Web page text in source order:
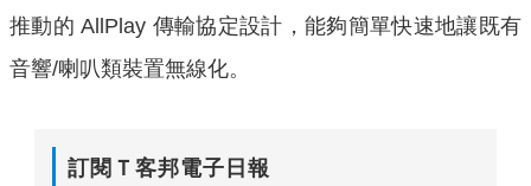
推動的 AllPlay 傳輸協定設計，能夠簡單快速地讓既有
音響/喇叭類裝置無線化。
訂閱Ｔ客邦電子日報